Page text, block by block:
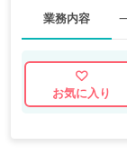
業務内容
お気に入り